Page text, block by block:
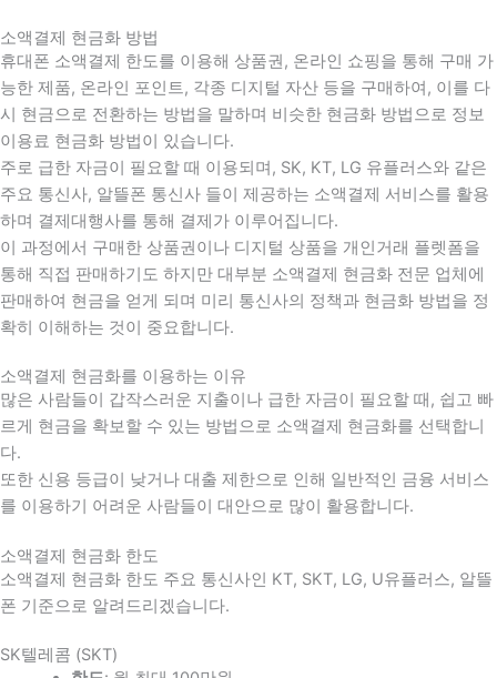
소액결제 현금화 방법
휴대폰 소액결제 한도를 이용해 상품권, 온라인 쇼핑을 통해 구매 가
능한 제품, 온라인 포인트, 각종 디지털 자산 등을 구매하여, 이를 다
시 현금으로 전환하는 방법을 말하며 비슷한 현금화 방법으로 정보
이용료 현금화 방법이 있습니다.
주로 급한 자금이 필요할 때 이용되며, SK, KT, LG 유플러스와 같은
주요 통신사, 알뜰폰 통신사 들이 제공하는 소액결제 서비스를 활용
하며 결제대행사를 통해 결제가 이루어집니다.
이 과정에서 구매한 상품권이나 디지털 상품을 개인거래 플렛폼을
통해 직접 판매하기도 하지만 대부분 소액결제 현금화 전문 업체에
판매하여 현금을 얻게 되며 미리 통신사의 정책과 현금화 방법을 정
확히 이해하는 것이 중요합니다.
소액결제 현금화를 이용하는 이유
많은 사람들이 갑작스러운 지출이나 급한 자금이 필요할 때 , 쉽고 빠
르게 현금을 확보할 수 있는 방법으로 소액결제 현금화를 선택합니
다.
또한 신용 등급이 낮거나 대출 제한으로 인해 일반적인 금융 서비스
를 이용하기 어려운 사람들이 대안으로 많이 활용합니다.
소액결제 현금화 한도
소액결제 현금화 한도 주요 통신사인 KT, SKT, LG, U유플러스, 알뜰
폰 기준으로 알려드리겠습니다.
SK텔레콤 (SKT)